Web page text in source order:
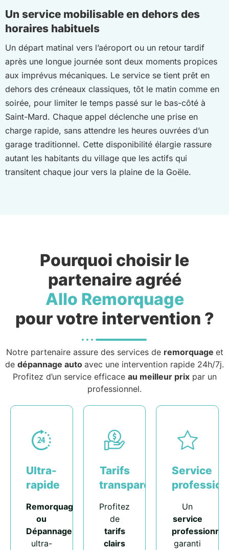
Un service mobilisable en dehors des
horaires habituels
Un départ matinal vers l’aéroport ou un retour tardif
après une longue journée sont deux moments propices
aux imprévus mécaniques. Le service se tient prêt en
dehors des créneaux classiques, tôt le matin comme en
soirée, pour limiter le temps passé sur le bas-côté à
Saint-Mard. Chaque appel déclenche une prise en
charge rapide, sans attendre les heures ouvrées d’un
garage traditionnel. Cette disponibilité élargie rassure
autant les habitants du village que les actifs qui
transitent chaque jour vers la plaine de la Goële.
Pourquoi choisir le
partenaire agréé
Allo Remorquage
pour votre intervention ?
Notre partenaire assure des services de remorquage et
de dépannage auto avec une intervention rapide 24h/7j.
Profitez d’un service efficace au meilleur prixpar un
professionnel.
Ultra-
rapide
Remorquage
ou
Dépannage
ultra-
Tarifs
transparents
Profitez
de
tarifs
clairs
Service
Un
service
professionnel
garanti